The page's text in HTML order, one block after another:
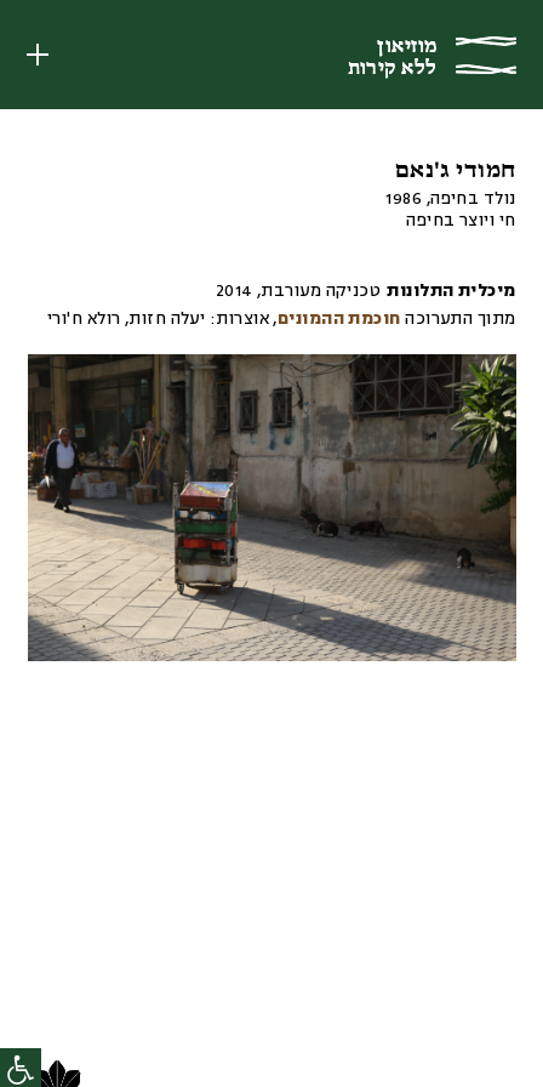
מוזיאון
ללא קירות
מוזיאון
ללא קירות
חמודי ג'נאם
נולד בחיפה, 1986
חי ויוצר בחיפה
מיכלית התלונות טכניקה מעורבת,
2014
מתוך התערוכה חוכמת ההמונים,אוצרות: יעלה חזות, רולא ח'ורי